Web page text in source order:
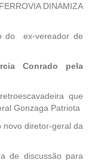
DINAMIZA
do ex-vereador de
Conrado pela
que
Gonzaga Patriota
novo diretor-geral da
de discussão para